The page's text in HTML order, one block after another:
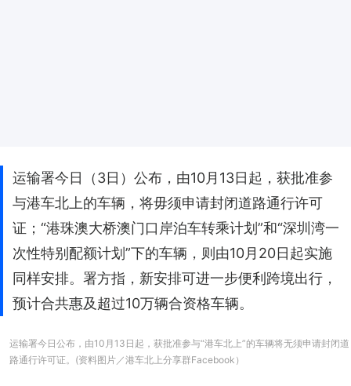
运输署今日（3日）公布，由10月13日起，获批准参
与港车北上的车辆，将毋须申请封闭道路通行许可
证；“港珠澳大桥澳门口岸泊车转乘计划”和“深圳湾一
次性特别配额计划”下的车辆，则由10月20日起实施
同样安排。署方指，新安排可进一步便利跨境出行，
预计合共惠及超过10万辆合资格车辆。
运输署今日公布，由10月13日起，获批准参与“港车北上”的车辆将无须申请封闭道
路通行许可证。(资料图片／港车北上分享群Facebook）